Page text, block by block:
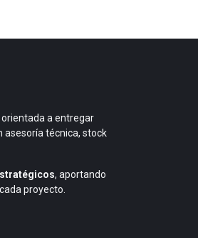
a entregar
asesoría técnica, stock
, aportando
proyecto.